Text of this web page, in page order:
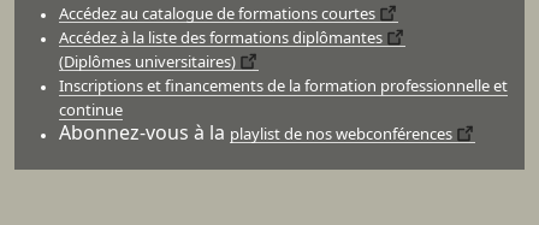
Accédez au catalogue de formations courtes
Accédez à la liste des formations diplômantes
(Diplômes universitaires)
Inscriptions et financements de la formation professionnelle et
continue
Abonnez-vous à la playlist de nos webconférences